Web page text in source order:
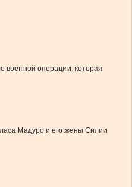
военной операции, которая
Мадуро и его жены Силии